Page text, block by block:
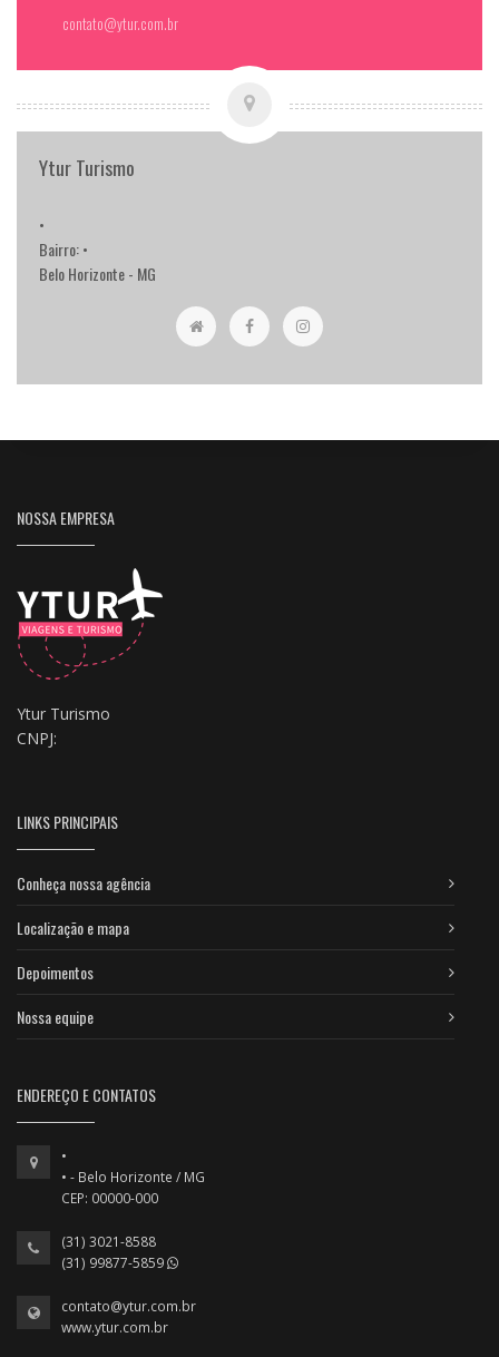
contato@ytur.com.br
Ytur Turismo
•
Bairro: •
Belo Horizonte - MG
NOSSA EMPRESA
Ytur Turismo
CNPJ:
LINKS PRINCIPAIS
Conheça nossa agência
Localização e mapa
Depoimentos
Nossa equipe
ENDEREÇO E CONTATOS
•
• - Belo Horizonte / MG
CEP: 00000-000
(31) 3021-8588
(31) 99877-5859
contato@ytur.com.br
www.ytur.com.br